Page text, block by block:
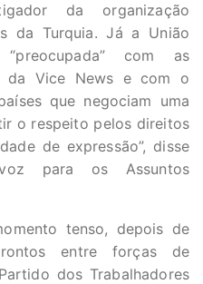
da organização
da Turquia. Já a União
“preocupada” com as
da Vice News e com o
que negociam uma
o respeito pelos direitos
de expressão”, disse
para os Assuntos
tenso, depois de
entre forças de
dos Trabalhadores